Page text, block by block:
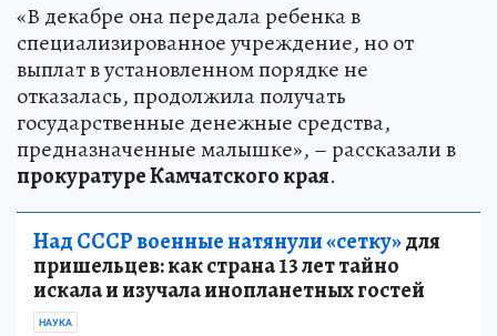
«В декабре она передала ребенка в
специализированное учреждение, но от
выплат в установленном порядке не
отказалась, продолжила получать
государственные денежные средства,
предназначенные малышке», – рассказали в
прокуратуре Камчатского края.
Над СССР военные натянули «сетку»для
пришельцев: как страна 13 лет тайно
искала и изучала инопланетных гостей
НАУКА